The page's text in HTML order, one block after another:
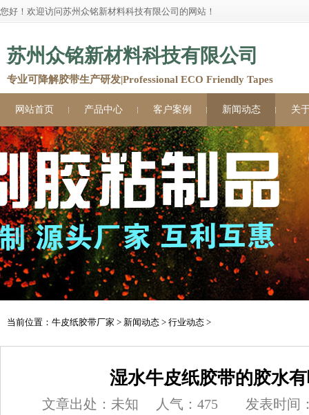
您好！欢迎访问苏州众铭新材料科技有限公司的网站！
苏州众铭新材料科技有限公司
专业可降解胶带生产研发|Professional ECO Friendly Tapes
网站首页 产品中心 客户案例 新闻动态 关
当前位置： 牛皮纸胶带厂家 > 新闻动态 > 行业动态 >
湿水牛皮纸胶带的胶水
文章出处：未知 人气： 475 发表时间